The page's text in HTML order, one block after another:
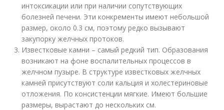
интоксикации или при наличии сопутствующих
болезней печени. Эти конкременты имеют небольшой
размер, около 0.3 см, поэтому редко вызывают
закупорку желчных протоков.
Известковые камни – самый редкий тип. Образования
возникают на фоне воспалительных процессов в
желчном пузыре. В структуре известковых желчных
камней присутствуют соли кальция и холестериновые
отложения. По консистенции мягкие. Имеют большие
размеры, вырастают до нескольких см.